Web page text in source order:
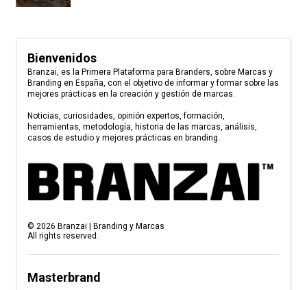
Bienvenidos
Branzai, es la Primera Plataforma para Branders, sobre Marcas y
Branding en España, con el objetivo de informar y formar sobre las
mejores prácticas en la creación y gestión de marcas.
Noticias, curiosidades, opinión expertos, formación,
herramientas, metodología, historia de las marcas, análisis,
casos de estudio y mejores prácticas en branding.
© 2026 Branzai | Branding y Marcas
All rights reserved.
Masterbrand